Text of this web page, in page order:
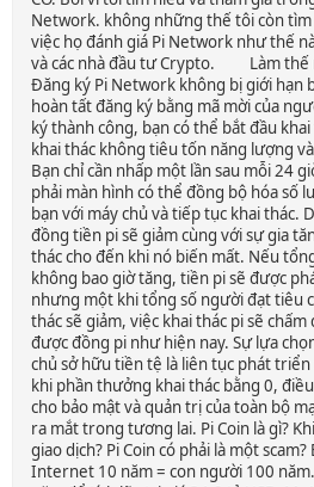
Network. không những thế tôi còn
việc họ đánh giá Pi Network như thế
và các nhà đầu tư Crypto. Làm
Đăng ký Pi Network không bị giới hạn
hoàn tất đăng ký bằng mã mời của
ký thành công, bạn có thể bắt đầu
khai thác không tiêu tốn năng lượng
Bạn chỉ cần nhấp một lần sau mỗi 24
phải màn hình có thể đồng bộ hóa số
bạn với máy chủ và tiếp tục khai thác.
đồng tiền pi sẽ giảm cùng với sự gia
thác cho đến khi nó biến mất. Nếu
không bao giờ tăng, tiền pi sẽ được
nhưng một khi tổng số người đạt tiêu
thác sẽ giảm, việc khai thác pi sẽ
được đồng pi như hiện nay. Sự lựa
chủ sở hữu tiền tệ là liên tục phát
khi phần thưởng khai thác bằng 0,
cho bảo mật và quản trị của toàn bộ
ra mắt trong tương lai. Pi Coin là gì?
giao dịch? Pi Coin có phải là một
Internet 10 năm = con người 100